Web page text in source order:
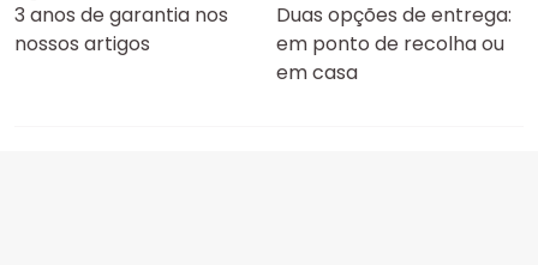
3 anos de garantia nos
nossos artigos
Duas opções de entrega:
em ponto de recolha ou
em casa